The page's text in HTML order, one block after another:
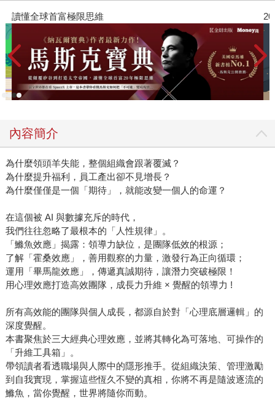
讀懂全球首富極限思維
內容簡介
為什麼領頭羊失能，整個組織會跟著覆滅？
為什麼提升福利，員工產出卻不見增長？
為什麼僅僅是一個「期待」，就能改變一個人的命運？
在這個被 AI 與數據充斥的時代，
我們往往忽略了最根本的「人性規律」。
「鰷魚效應」揭露：領導力缺位，是團隊低效的根源；
了解「霍桑效應」，善用觀察的力量，激發行為正向循環；
運用「畢馬龍效應」，傳遞真誠期待，讓潛力突破極限！
用心理效應打造高效團隊，成長力升維 × 覺醒的領導力 !
所有高效能的團隊與個人成長，都源自於對「心理底層邏輯」的
深度覺醒。
本書聚焦於三大經典心理效應，並將其轉化為可落地、可操作的
「升維工具箱」。
帶領讀者看透職場與人際中的隱形推手。從組織決策、管理激勵
到自我實現，掌握這些恆久不變的真相，你將不再是隨波逐流的
鰷魚，當你覺醒，世界將隨你而動。